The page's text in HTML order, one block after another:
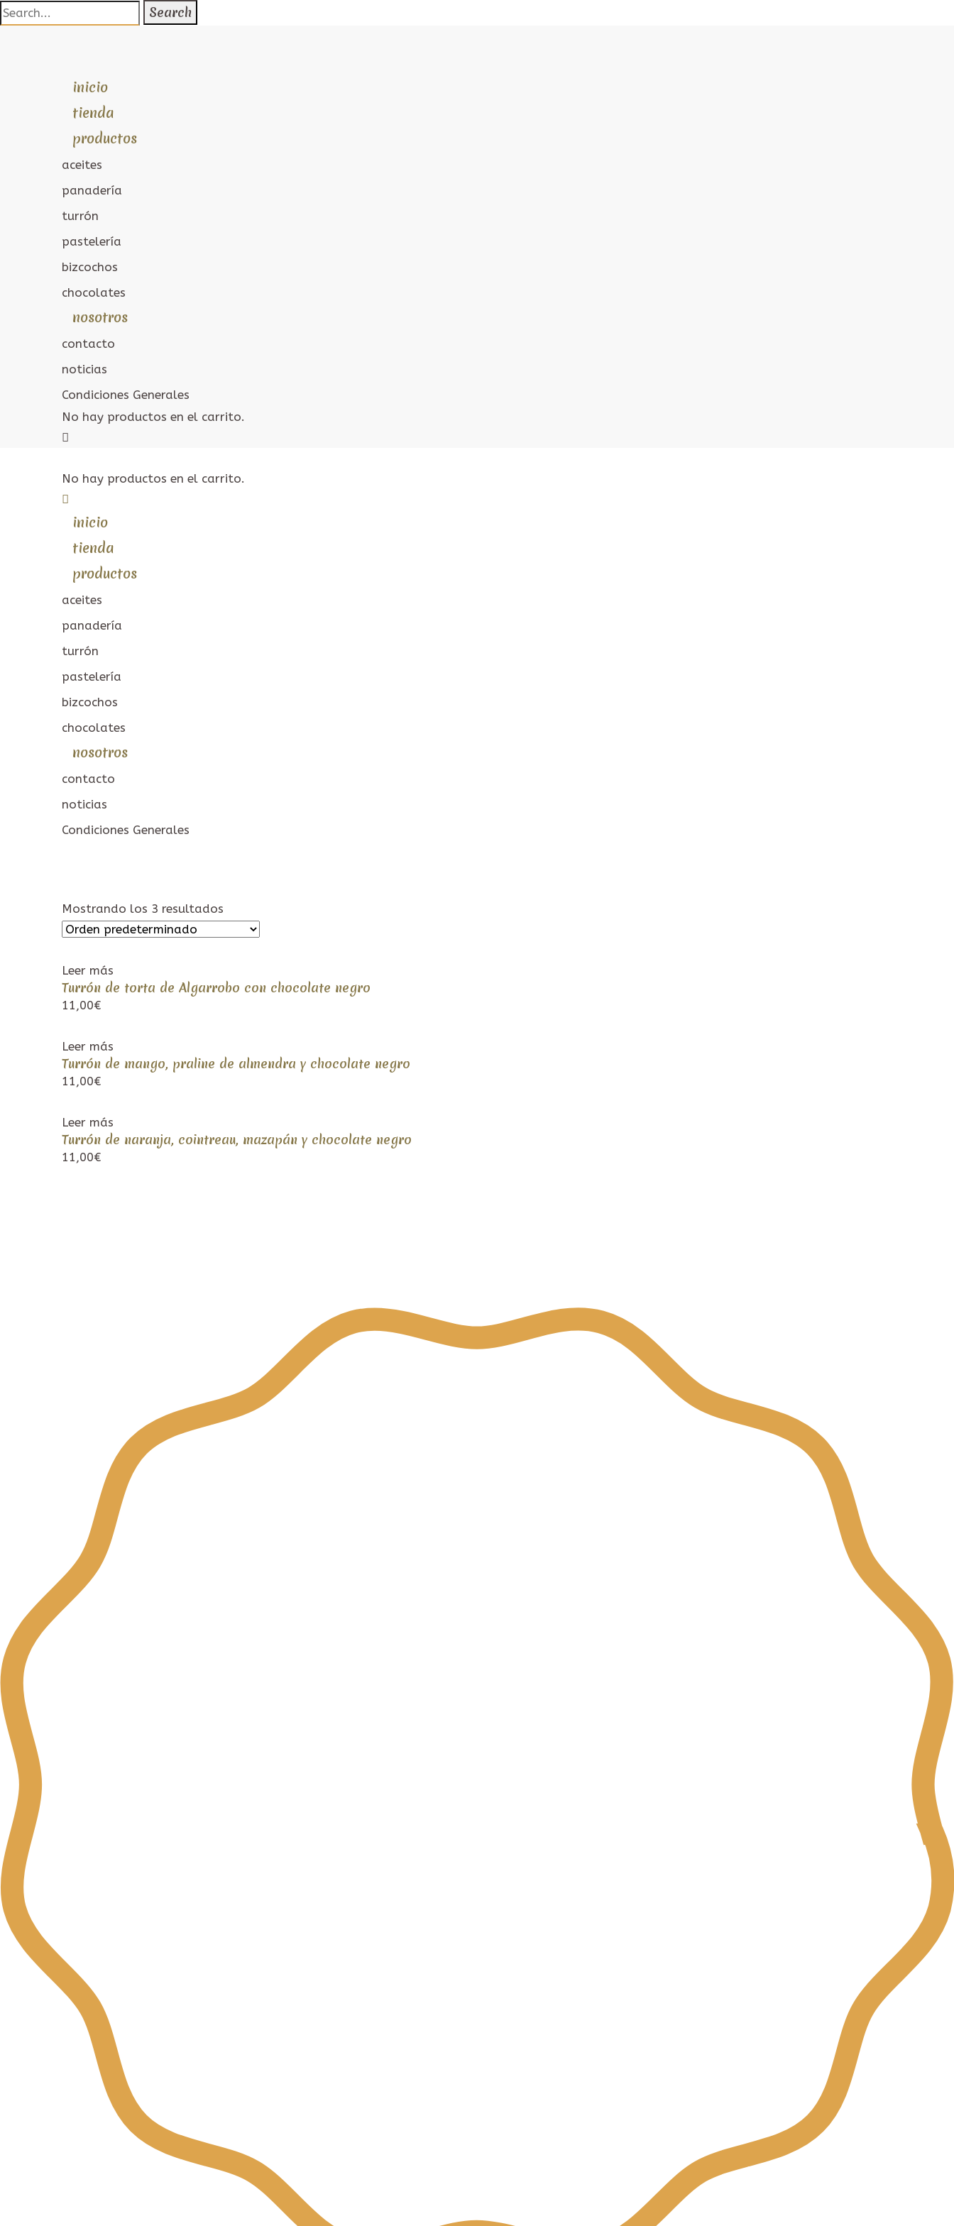
Search
for:
inicio
tienda
productos
aceites
panadería
turrón
pastelería
bizcochos
chocolates
nosotros
contacto
noticias
Condiciones Generales
No hay productos en el carrito.
No hay productos en el carrito.
inicio
tienda
productos
aceites
panadería
turrón
pastelería
bizcochos
chocolates
nosotros
contacto
noticias
Condiciones Generales
Mostrando los 3 resultados
Leer más
Turrón de torta de Algarrobo con chocolate negro
11,00€
Leer más
Turrón de mango, praline de almendra y chocolate negro
11,00€
Leer más
Turrón de naranja, cointreau, mazapán y chocolate negro
11,00€